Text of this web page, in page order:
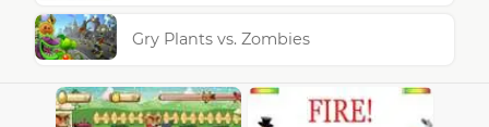
Gry Plants vs. Zombies